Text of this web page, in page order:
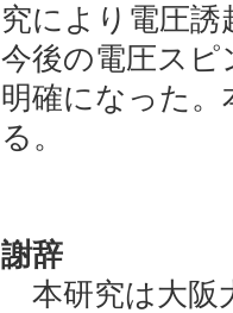
究により電圧
今後の電圧ス
明確になった
る。
謝辞
本研究は大阪